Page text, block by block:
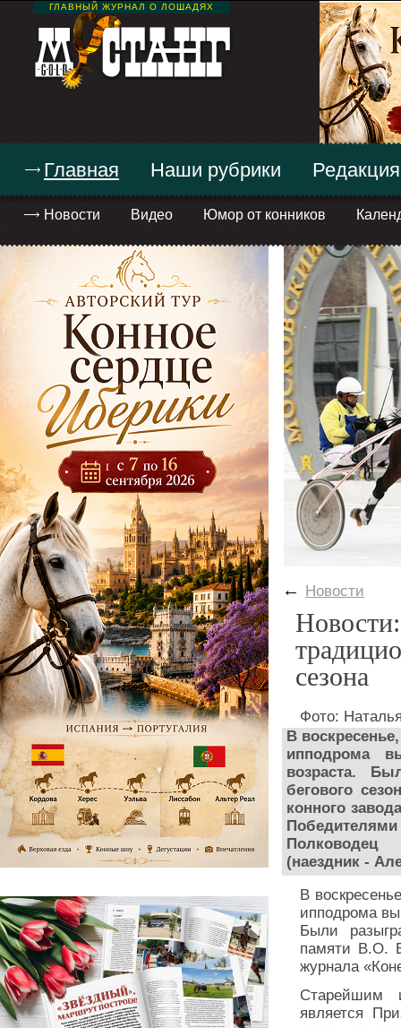
ГЛАВНЫЙ ЖУРНАЛ О ЛОШАДЯХ
Главная
Новости Видео Юмор от конников
Наши рубрики Редакция
← Новости
сезона
Фото:
В
ипподрома
возраста.
бегового
конного
Полководец
(наездник -
В
ипподрома
Были
памяти В.О.
журнала
Старейшим
является